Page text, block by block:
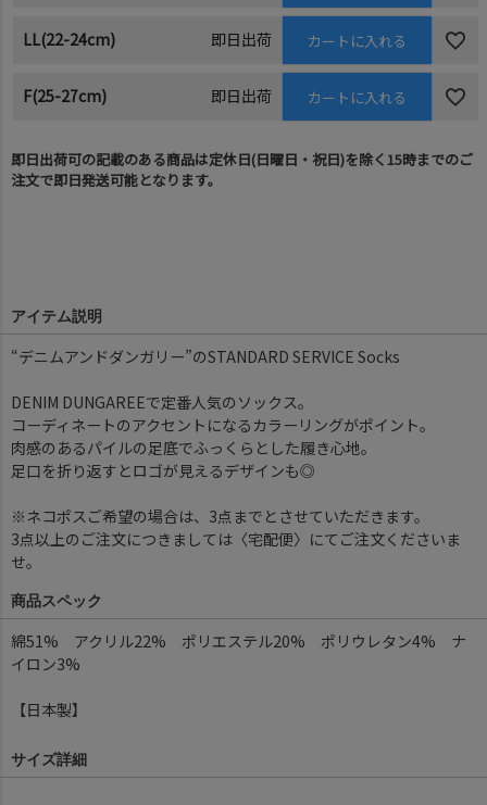
LL(22-24cm) 即日出荷 カートに入れる
F(25-27cm) 即日出荷 カートに入れる
即日出荷可の記載のある商品は定休日(日曜日・祝日)を除く15時までのご
注文で即日発送可能となります。
アイテム説明
“デニムアンドダンガリー”のSTANDARD SERVICE Socks
DENIM DUNGAREEで定番人気のソックス。
コーディネートのアクセントになるカラーリングがポイント。
肉感のあるパイルの足底でふっくらとした履き心地。
足口を折り返すとロゴが見えるデザインも◎
※ネコポスご希望の場合は、3点までとさせていただきます。
3点以上のご注文につきましては〈宅配便〉にてご注文くださいま
せ。
商品スペック
綿51% アクリル22% ポリエステル20% ポリウレタン4% ナ
イロン3%
【日本製】
サイズ詳細